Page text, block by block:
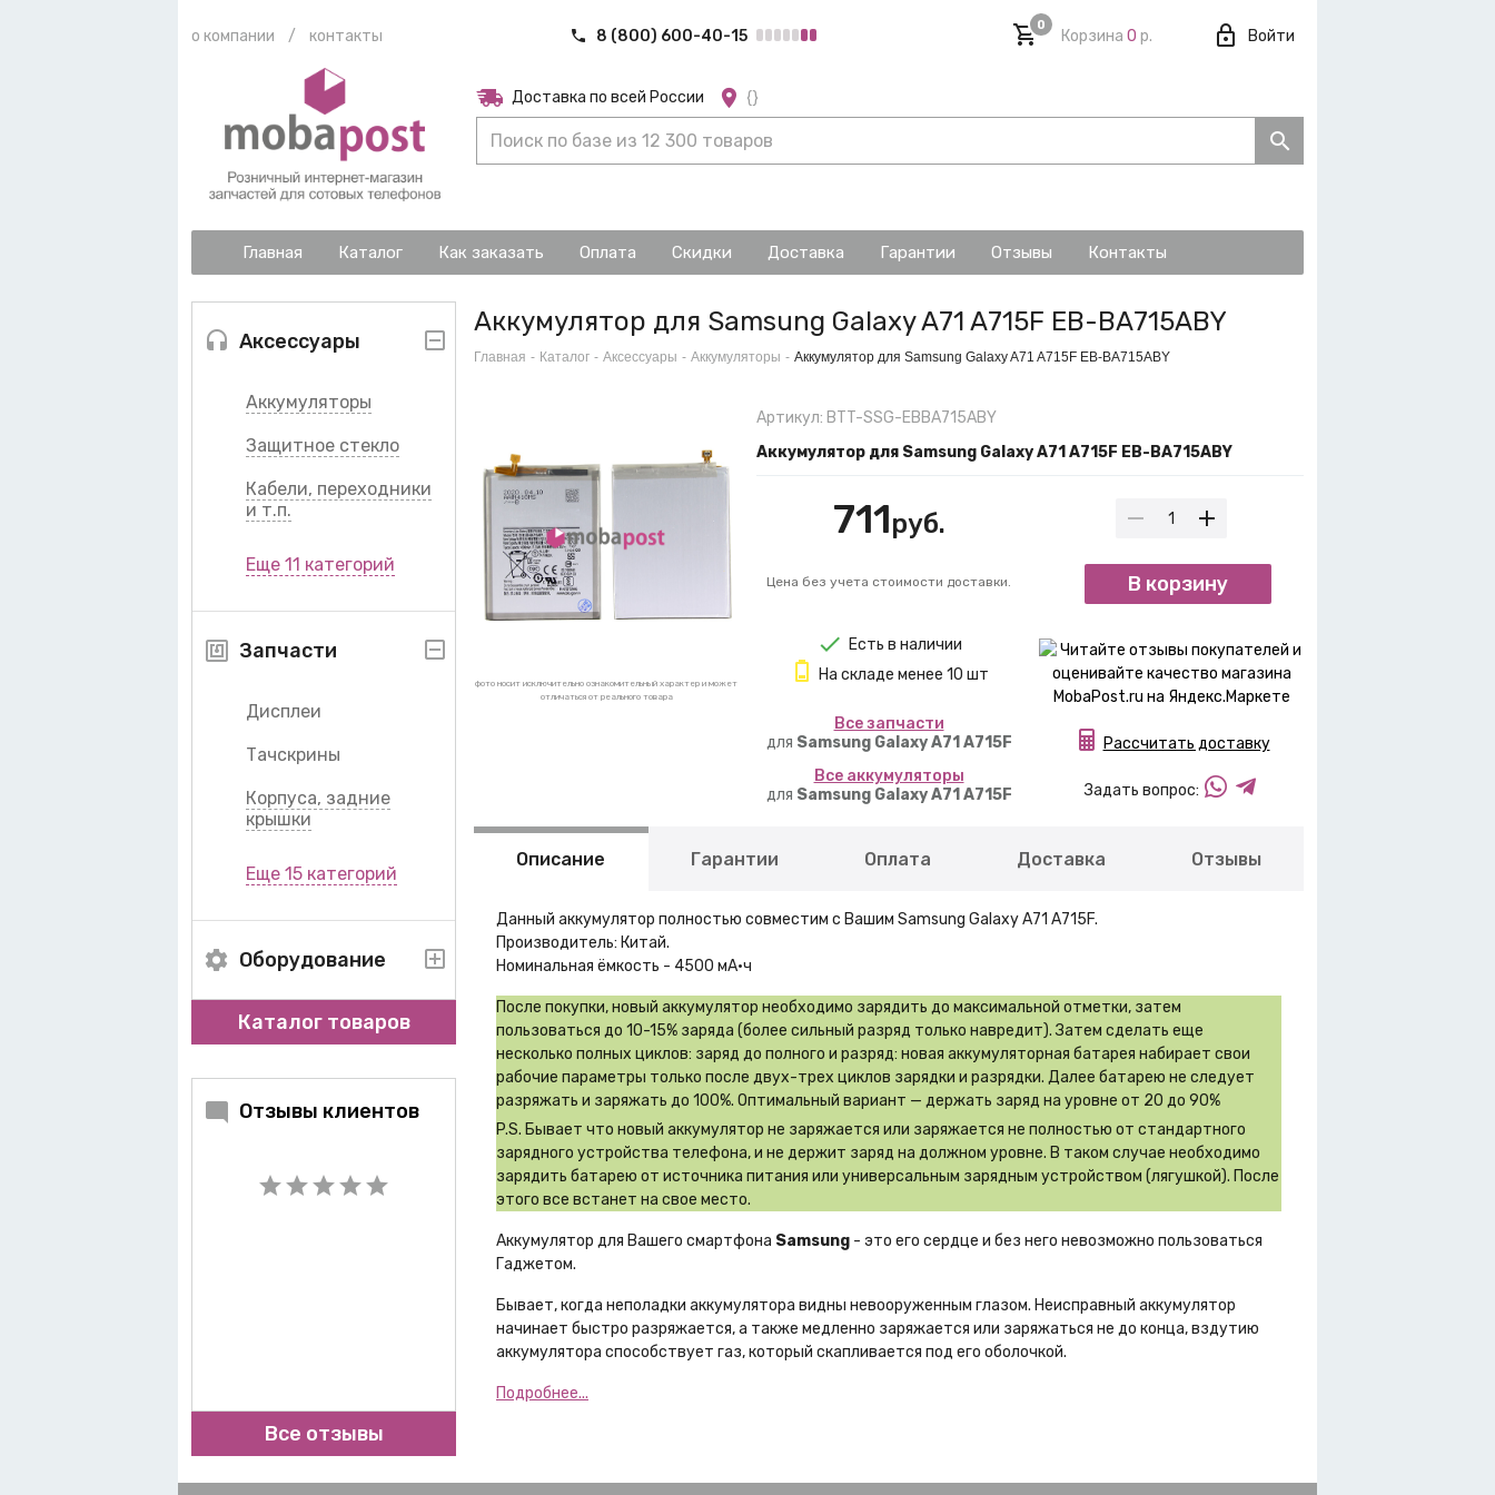
о компании / контакты 8 (800) 600-40-15
0
Корзина 0 р. Войти
Доставка по всей России {}
Главная Каталог Как заказать Оплата Скидки Доставка Гарантии Отзывы Контакты
Аксессуары
Аккумуляторы
Защитное стекло
Кабели, переходники
и т.п.
Еще 11 категорий
Запчасти
Дисплеи
Тачскрины
Корпуса, задние
крышки
Еще 15 категорий
Оборудование
Каталог товаров
Отзывы клиентов
Все отзывы
Аккумулятор для Samsung Galaxy A71 A715F EB-BA715ABY
Главная - Каталог - Аксессуары - Аккумуляторы - Аккумулятор для Samsung Galaxy A71 A715F EB-BA715ABY
фото носит исключительно ознакомительный характер и может
отличаться от реального товара
Артикул: BTT-SSG-EBBA715ABY
Аккумулятор для Samsung Galaxy A71 A715F EB-BA715ABY
711руб.
Цена без учета стоимости доставки.
Есть в наличии
На складе менее 10 шт
Вcе запчасти
для Samsung Galaxy A71 A715F
Вcе аккумуляторы
для Samsung Galaxy A71 A715F
В корзину
Рассчитать доставку
Задать вопрос:
Описание Гарантии Оплата Доставка Отзывы
Данный аккумулятор полностью совместим с Вашим Samsung Galaxy A71 A715F.
Производитель: Китай.
Номинальная ёмкость - 4500 мА·ч
После покупки, новый аккумулятор необходимо зарядить до максимальной отметки, затем
пользоваться до 10-15% заряда (более сильный разряд только навредит). Затем сделать еще
несколько полных циклов: заряд до полного и разряд: новая аккумуляторная батарея набирает свои
рабочие параметры только после двух-трех циклов зарядки и разрядки. Далее батарею не следует
разряжать и заряжать до 100%. Оптимальный вариант — держать заряд на уровне от 20 до 90%
P.S. Бывает что новый аккумулятор не заряжается или заряжается не полностью от стандартного
зарядного устройства телефона, и не держит заряд на должном уровне. В таком случае необходимо
зарядить батарею от источника питания или универсальным зарядным устройством (лягушкой). После
этого все встанет на свое место.
Аккумулятор для Вашего смартфона Samsung - это его сердце и без него невозможно пользоваться
Гаджетом.
Бывает, когда неполадки аккумулятора видны невооруженным глазом. Неисправный аккумулятор
начинает быстро разряжается, а также медленно заряжается или заряжаться не до конца, вздутию
аккумулятора способствует газ, который скапливается под его оболочкой.
Подробнее...